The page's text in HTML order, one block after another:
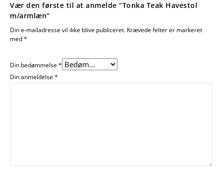
Vær den første til at anmelde “Tonka Teak Havestol
m/armlæn”
Din e-mailadresse vil ikke blive publiceret. Krævede felter er markeret
med*
Din bedømmelse*
Din anmeldelse*